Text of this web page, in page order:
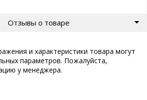
Отзывы о товаре
и характеристики товара могут
параметров. Пожалуйста,
у менеджера.